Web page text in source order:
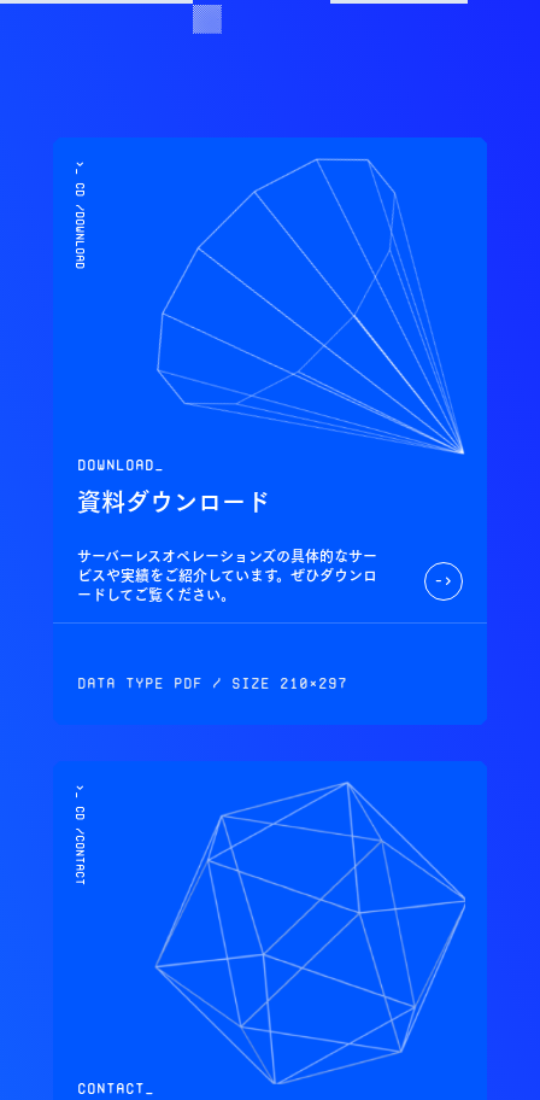
>_ cd /download
download_
資料ダウンロード
サーバーレスオペレーションズの具体的なサー
ビスや実績をご紹介しています。ぜひダウンロ
ードしてご覧ください。
->
Data Type PDF / Size 210×297
>_ cd /contact
contact_